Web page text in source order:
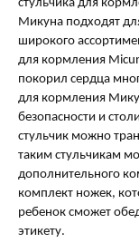
стульчика для
Микуна подходят
широкого
для кормления
покорил сердца
для кормления
безопасности и
стульчик можно
таким стульчикам
дополнительного
комплект ножек,
ребенок сможет
этикету.